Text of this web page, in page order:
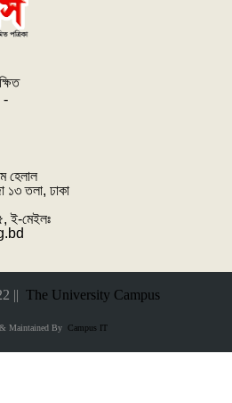
-
হেলাল
১৩ তলা, ঢাকা
ই-মেইলঃ
|| The University Campus
Maintained ByCampus IT